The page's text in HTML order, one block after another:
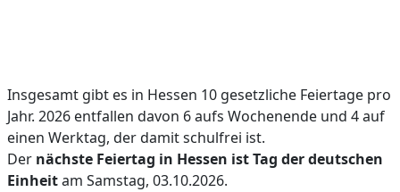
Insgesamt gibt es in Hessen 10 gesetzliche Feiertage pro
Jahr. 2026 entfallen davon 6 aufs Wochenende und 4 auf
einen Werktag, der damit schulfrei ist.
Der nächste Feiertag in Hessen ist Tag der deutschen
Einheitam Samstag, 03.10.2026.